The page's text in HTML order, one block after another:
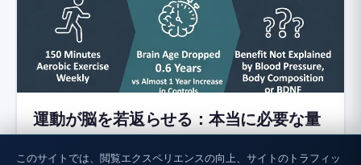
運動が脳を若返らせる：本当に必要な量
は？
このサイトでは、閲覧エクスペリエンスの向上、サイトのトラフィッ